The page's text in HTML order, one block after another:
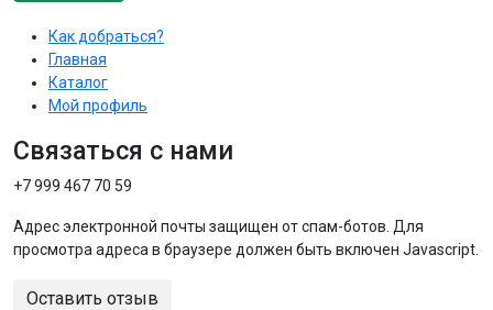
Как добраться?
Главная
Каталог
Мой профиль
Связаться с нами
+7 999 467 70 59
Адрес электронной почты защищен от спам-ботов. Для
просмотра адреса в браузере должен быть включен Javascript.
Оставить отзыв